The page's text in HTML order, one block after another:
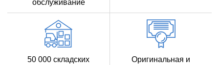
обслуживание
50 000 складских
Оригинальная и